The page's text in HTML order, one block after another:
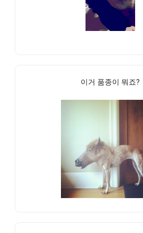
이거 품종이 뭐죠?